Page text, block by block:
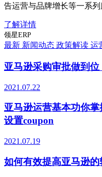
告运营与品牌增长等一系列
了解详情
领星ERP
最新 新闻动态 政策解读 运
亚马逊采购审批做到
2021.07.22
亚马逊运营基本功你
设置coupon
2021.07.19
如何有效提高亚马逊的